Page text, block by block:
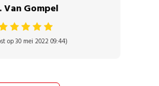
Van Gompel
op 30 mei 2022 09:44)